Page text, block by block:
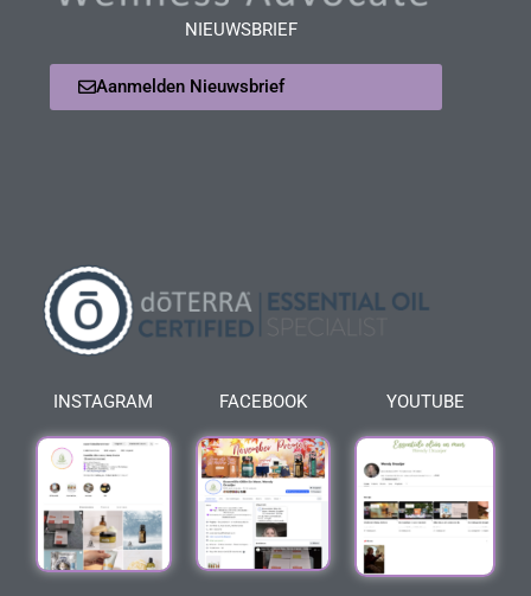
NIEUWSBRIEF
Aanmelden Nieuwsbrief
INSTAGRAM FACEBOOK YOUTUBE